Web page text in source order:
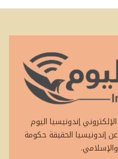
إندونيسيا اليوم
إندونيسيا الحقيقة حكومة